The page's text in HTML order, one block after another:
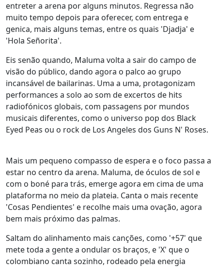
entreter a arena por alguns minutos. Regressa não
muito tempo depois para oferecer, com entrega e
genica, mais alguns temas, entre os quais 'Djadja' e
'Hola Señorita'.
Eis senão quando, Maluma volta a sair do campo de
visão do público, dando agora o palco ao grupo
incansável de bailarinas. Uma a uma, protagonizam
performances a solo ao som de excertos de hits
radiofónicos globais, com passagens por mundos
musicais diferentes, como o universo pop dos Black
Eyed Peas ou o rock de Los Angeles dos Guns N' Roses.
Mais um pequeno compasso de espera e o foco passa a
estar no centro da arena. Maluma, de óculos de sol e
com o boné para trás, emerge agora em cima de uma
plataforma no meio da plateia. Canta o mais recente
'Cosas Pendientes' e recolhe mais uma ovação, agora
bem mais próximo das palmas.
Saltam do alinhamento mais canções, como '+57' que
mete toda a gente a ondular os braços, e 'X' que o
colombiano canta sozinho, rodeado pela energia